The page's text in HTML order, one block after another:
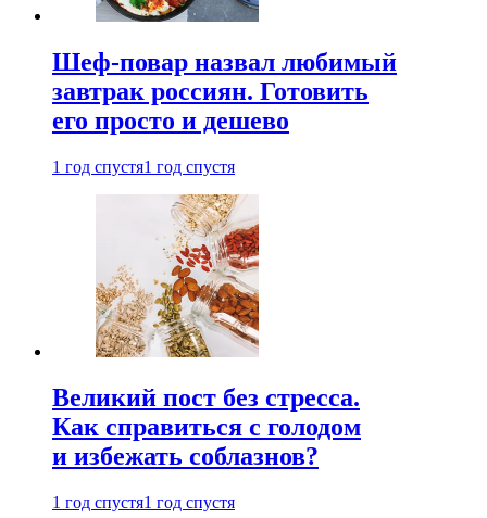
Шеф-повар назвал любимый
завтрак россиян. Готовить
его просто и дешево
1 год спустя1 год спустя
Великий пост без стресса.
Как справиться с голодом
и избежать соблазнов?
1 год спустя1 год спустя